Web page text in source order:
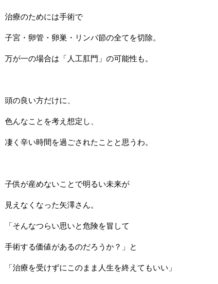
治療のためには手術で
子宮・卵管・卵巣・リンパ節の全てを切除。
万が一の場合は「人工肛門」の可能性も。
頭の良い方だけに、
色んなことを考え想定し、
凄く辛い時間を過ごされたことと思うわ。
子供が産めないことで明るい未来が
見えなくなった矢澤さん。
「そんなつらい思いと危険を冒して
手術する価値があるのだろうか？」と
「治療を受けずにこのまま人生を終えてもいい」